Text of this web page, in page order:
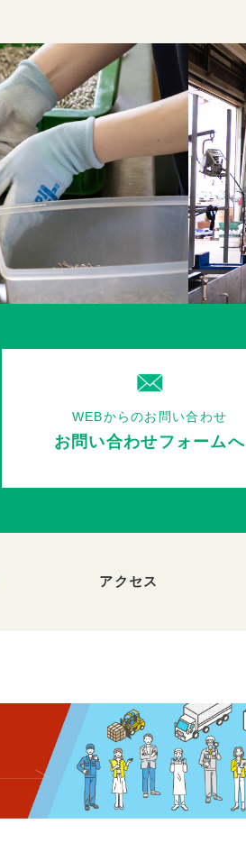
WEBからのお問い合わせ
お問い合わせフォームへ
アクセス